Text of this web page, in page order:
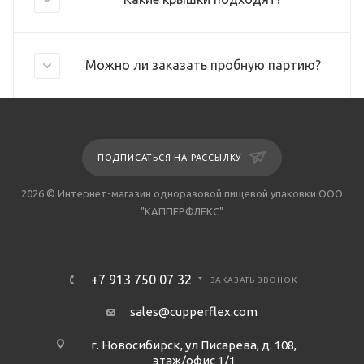
Можно ли заказать пробную партию?
ПОДПИСАТЬСЯ НА РАССЫЛКУ
2026 © Интернет-магазин одноразовой пищевой упаковки ООО
"КАППЕРФЛЕКС"
+7 913 750 07 32 ЗАКАЗАТЬ ЗВОНОК
sales@cupperflex.com
г. Новосибирск, ул Писарева, д. 108,
этаж/офис 1/1